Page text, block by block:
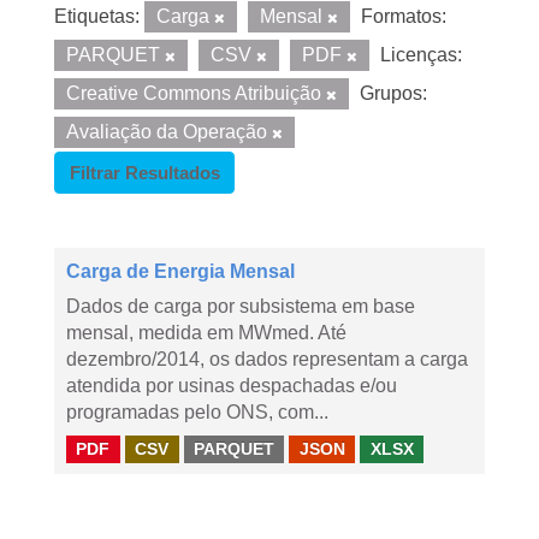
Etiquetas: Carga Mensal
Formatos:
PARQUET
CSV PDF
Licenças:
Creative Commons Atribuição
Grupos:
Avaliação da Operação
Filtrar Resultados
Carga de Energia Mensal
Dados de carga por subsistema em base
mensal, medida em MWmed. Até
dezembro/2014, os dados representam a carga
atendida por usinas despachadas e/ou
programadas pelo ONS, com...
PDF CSV PARQUET JSON XLSX